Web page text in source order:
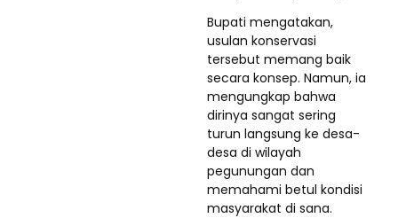
Bupati mengatakan,
usulan konservasi
tersebut memang baik
secara konsep. Namun, ia
mengungkap bahwa
dirinya sangat sering
turun langsung ke desa-
desa di wilayah
pegunungan dan
memahami betul kondisi
masyarakat di sana.